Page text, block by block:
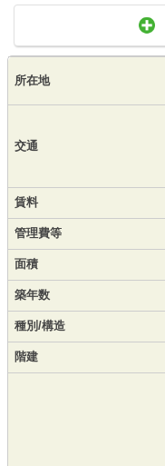
所在地
交通
賃料
管理費等
面積
築年数
種別/構造
階建